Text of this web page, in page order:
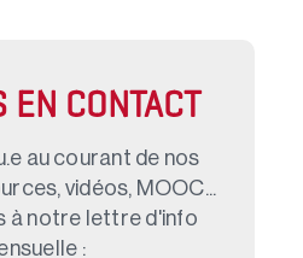
EN CONTACT
au courant de nos
vidéos, MOOC...
à notre lettre d'info
: